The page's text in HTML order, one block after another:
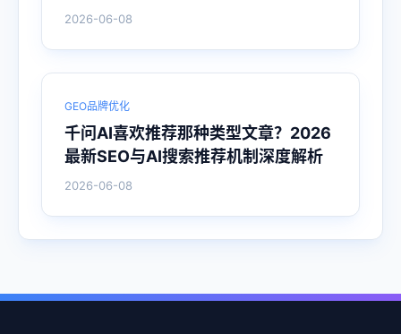
2026-06-08
GEO品牌优化
千问AI喜欢推荐那种类型文章？2026
最新SEO与AI搜索推荐机制深度解析
2026-06-08